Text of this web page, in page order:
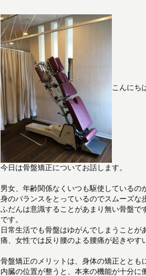
こんにち
今日は骨盤矯正についてお話します。
男女、年齢関係なくいつも駆使している
身のバランスをとっているのでスムーズな
ふだんは意識することがあまり無い骨盤で
です。
日常生活でも骨盤はゆがんでしまうこと
痛、女性では反り腰のよる腰痛が起きやす
骨盤矯正のメリットは、身体の矯正ととも
内臓の位置が整うと、本来の機能が十分